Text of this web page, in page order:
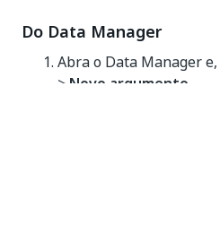
Do Data Manager
Abra o Data Manager
> Novo argumento